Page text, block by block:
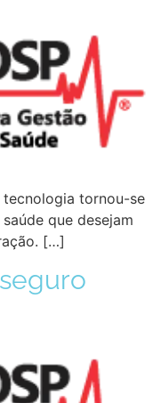
tecnologia tornou-se
que desejam
[…]